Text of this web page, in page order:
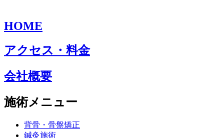
HOME
アクセス・料金
会社概要
施術メニュー
背骨・骨盤矯正
鍼灸施術